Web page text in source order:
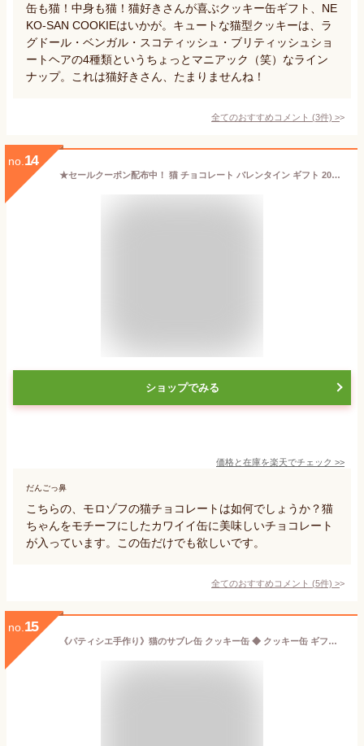
缶も猫！中身も猫！猫好きさんが喜ぶクッキー缶ギフト、NE
KO-SAN COOKIEはいかが。キュートな猫型クッキーは、ラ
グドール・ベンガル・スコティッシュ・ブリティッシュショ
ートヘアの4種類というちょっとマニアック（笑）なライン
ナップ。これは猫好きさん、たまりませんね！
全てのおすすめコメント (3件) >
no. 14
★セールクーポン配布中！ 猫 チョコレート バレンタイン ギフト 2026 ホワイトデー お返し チョコ モロゾフ ネコ チョコ バレンタイン チョコレート 缶 入り かわいい バレンタインチョコ プチギフト 義理チョコ 子供 ねこ 猫チョコ プレゼント 猫 モチーフ 型 送料無料
ショップでみる
価格と在庫を楽天でチェック >>
だんごっ鼻
こちらの、モロゾフの猫チョコレートは如何でしょうか？猫
ちゃんをモチーフにしたカワイイ缶に美味しいチョコレート
が入っています。この缶だけでも欲しいです。
全てのおすすめコメント (5件) >
no. 15
《パティシエ手作り》猫のサブレ缶 クッキー缶 ◆ クッキー缶 ギフト クッキー 詰め合わせ 焼き菓子 プレゼント かわいい 可愛い おしゃれ 猫 お菓子 ネコ缶 猫クッキー お取り寄せ